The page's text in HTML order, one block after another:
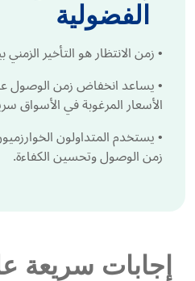
الفضولية
•زمن الانتظار هو التأخير
•يساعد انخفاض زمن الوصول
الأسعار المرغوبة في الأسواق
•
زمن الوصول وتحسين الكفاءة.
إجابات سريعة